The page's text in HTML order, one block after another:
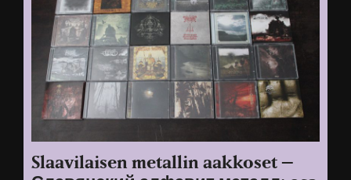
Slaavilaisen metallin aakkoset –